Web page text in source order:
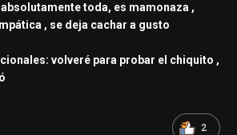
toda, es mamonaza ,
, se deja cachar a gusto
volveré para probar el chiquito ,
2